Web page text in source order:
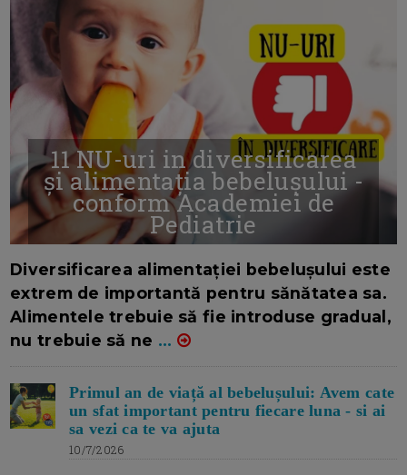
11 NU-uri in diversificarea
și alimentația bebelușului -
conform Academiei de
Pediatrie
Diversificarea alimentației bebelușului este
extrem de importantă pentru sănătatea sa.
Alimentele trebuie să fie introduse gradual,
nu trebuie să ne ...
Primul an de viață al bebelușului: Avem cate
un sfat important pentru fiecare luna - si ai
sa vezi ca te va ajuta
10/7/2026